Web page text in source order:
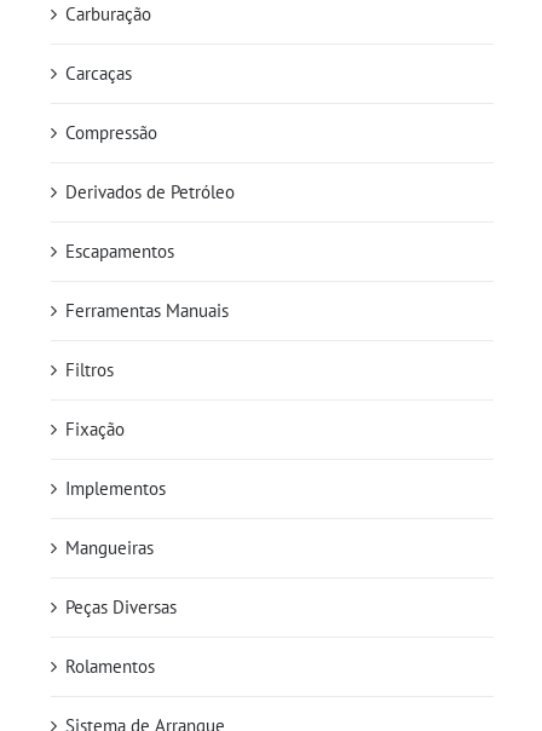
Carburação
Carcaças
Compressão
Derivados de Petróleo
Escapamentos
Ferramentas Manuais
Filtros
Fixação
Implementos
Mangueiras
Peças Diversas
Rolamentos
Sistema de Arranque